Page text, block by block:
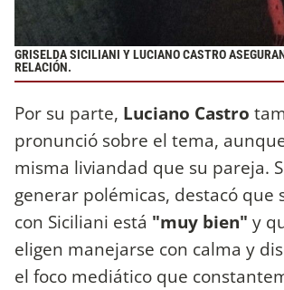
GRISELDA SICILIANI Y LUCIANO CASTRO
RELACIÓN.
Por su parte, Luciano Castro
pronunció sobre el tema,
misma liviandad que su pareja.
generar polémicas, destacó que
con Siciliani está "muy bien" y
eligen manejarse con calma y
el foco mediático que